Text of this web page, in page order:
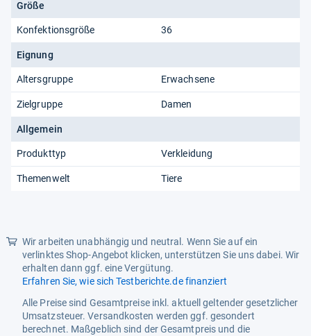
Größe
Konfektionsgröße 36
Eignung
Altersgruppe Erwachsene
Zielgruppe Damen
Allgemein
Produkttyp Verkleidung
Themenwelt Tiere
Wir arbeiten unabhängig und neutral. Wenn Sie auf ein
verlinktes Shop-Angebot klicken, unterstützen Sie uns dabei. Wir
erhalten dann ggf. eine Vergütung.
Erfahren Sie, wie sich Testberichte.de finanziert
Alle Preise sind Gesamtpreise inkl. aktuell geltender gesetzlicher
Umsatzsteuer. Versandkosten werden ggf. gesondert
berechnet. Maßgeblich sind der Gesamtpreis und die